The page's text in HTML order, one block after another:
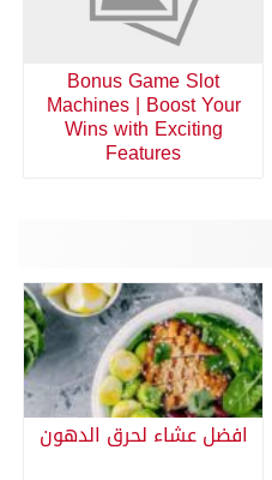
Bonus Game Slot
Machines | Boost Your
Wins with Exciting
Features
افضل عشاء لحرق الدهون